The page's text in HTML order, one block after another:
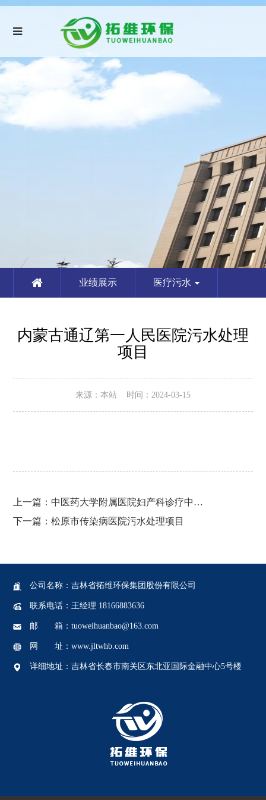
业绩展示 医疗污水
内蒙古通辽第一人民医院污水处理
项目
来源：本站 时间：2024-03-15
上一篇： 中医药大学附属医院妇产科诊疗中心污水处理项目
下一篇：松原市传染病医院污水处理项目
公司名称：吉林省拓维环保集团股份有限公司
联系电话：王经理 18166883636
邮 箱：tuoweihuanbao@163.com
网 址：www.jltwhb.com
详细地址：吉林省长春市南关区东北亚国际金融中心5号楼